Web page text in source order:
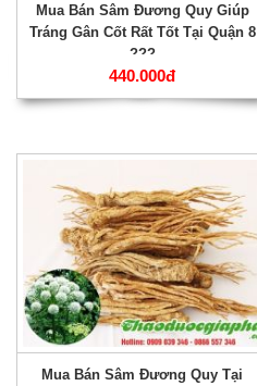
Mua Bán Sâm Đương Quy Giúp
Tráng Gân Cốt Rất Tốt Tại Quận 8
???
440.000đ
Mua Bán Sâm Đương Quy Tại